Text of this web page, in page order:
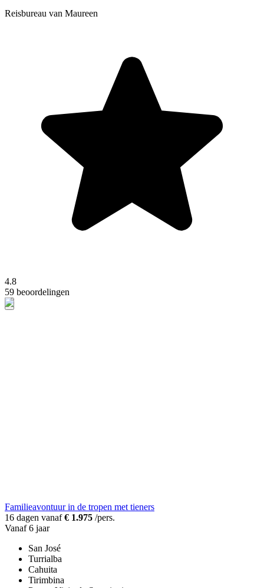
Reisbureau van Maureen
4.8
59 beoordelingen
Familieavontuur in de tropen met tieners
16 dagen vanaf€ 1.975 /pers.
Vanaf 6 jaar
San José
Turrialba
Cahuita
Tirimbina